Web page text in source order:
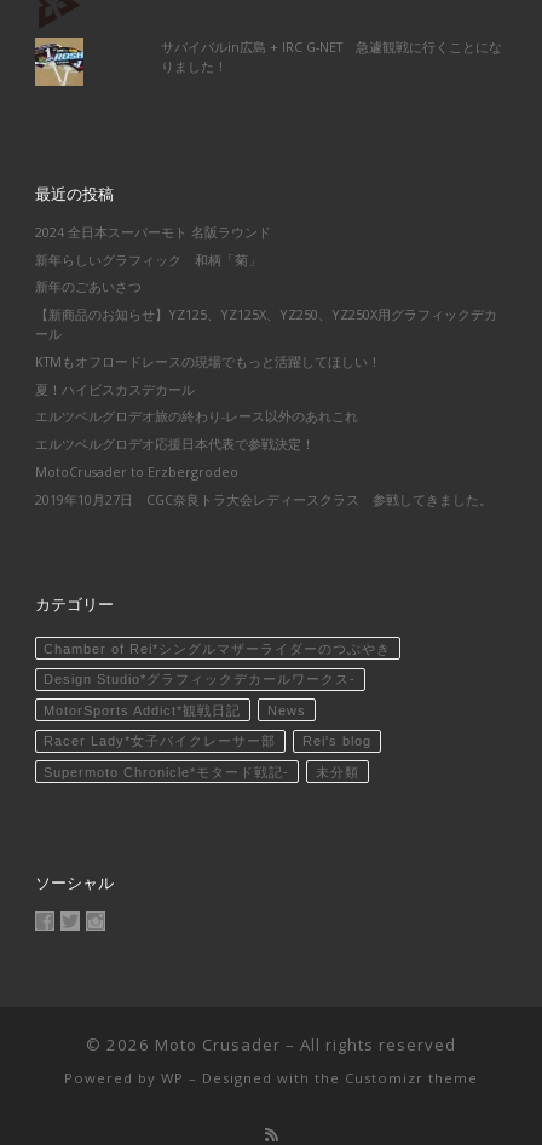
サバイバルin広島 + IRC G-NET 急遽観戦に行くことにな
りました！
最近の投稿
2024 全日本スーパーモト 名阪ラウンド
新年らしいグラフィック 和柄「菊」
新年のごあいさつ
【新商品のお知らせ】YZ125、YZ125X、YZ250、YZ250X用グラフィックデカ
ール
KTMもオフロードレースの現場でもっと活躍してほしい！
夏！ハイビスカスデカール
エルツベルグロデオ旅の終わり-レース以外のあれこれ
エルツベルグロデオ応援日本代表で参戦決定！
MotoCrusader to Erzbergrodeo
2019年10月27日 CGC奈良トラ大会レディースクラス 参戦してきました。
カテゴリー
Chamber of Rei*シングルマザーライダーのつぶやき
Design Studio*グラフィックデカールワークス-
MotorSports Addict*観戦日記 News
Racer Lady*女子バイクレーサー部 Rei's blog
Supermoto Chronicle*モタード戦記- 未分類
ソーシャル
MotoCrusader さんのプロフィールを Facebook で表示
@MotoCrusader さんのプロフィールを Twitter で表示
© 2026 Moto Crusader – All rights reserved
Powered by WP – Designed with the Customizr theme